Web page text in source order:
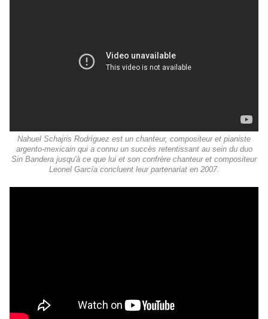
Nahuel Schajris Rodríguez est un chanteur, compositeur et pianiste
argento-mexicain qui a connu un succès retentissant au sein du duo
Sin Bandera jusqu'à ce que lui et son confrère chanteur et compositeur
Leonel García concluent leur partenariat en 2007.